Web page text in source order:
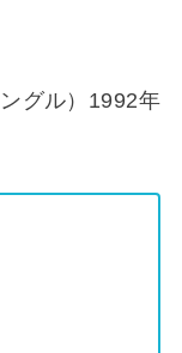
グル）1992年